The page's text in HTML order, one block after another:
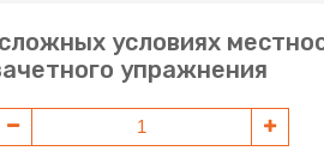
условиях
упражнения